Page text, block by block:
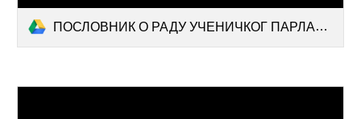
ПОСЛОВНИК О РАДУ УЧЕНИЧКОГ ПАРЛАМЕНТА.docx